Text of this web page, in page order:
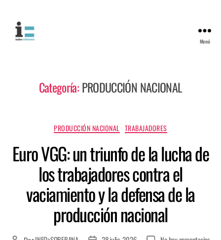
Menú
Categoría:PRODUCCIÓN NACIONAL
PRODUCCIÓN NACIONAL TRABAJADORES
Euro VGG: un triunfo de la lucha de
los trabajadores contra el
vaciamiento y la defensa de la
producción nacional